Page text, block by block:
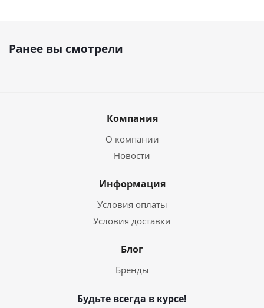
Ранее вы смотрели
Компания
О компании
Новости
Информация
Условия оплаты
Условия доставки
Блог
Бренды
Будьте всегда в курсе!